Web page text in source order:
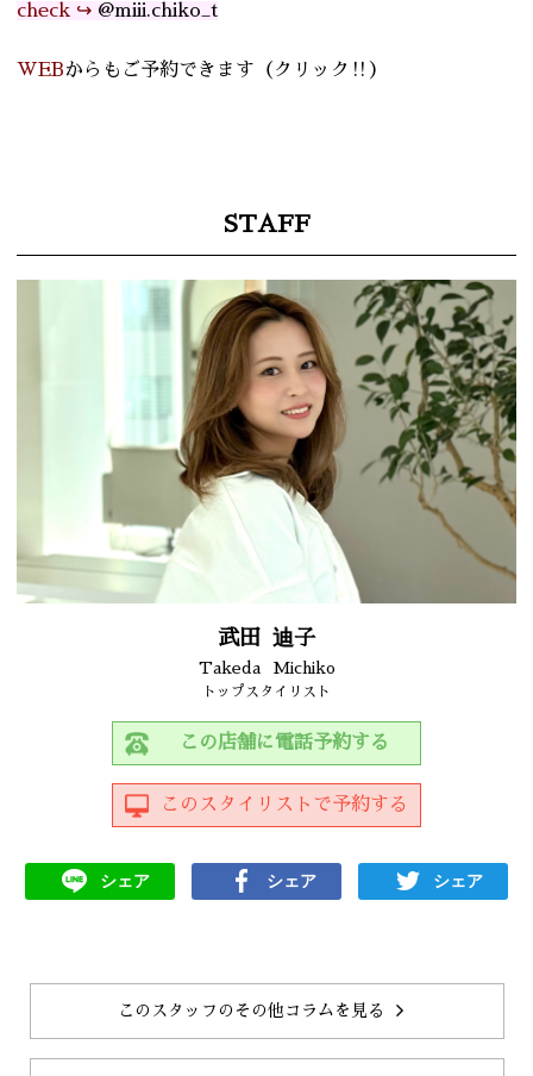
check ↪︎ @miii.chiko_t
WEBからもご予約できます （クリック‼︎）
STAFF
武田 迪子
Takeda Michiko
トップスタイリスト
この店舗に電話予約する
このスタイリストで予約する
シェア シェア シェア
このスタッフのその他コラムを見る